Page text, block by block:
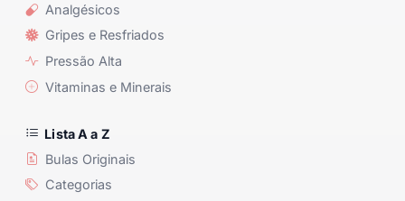
Analgésicos
Gripes e Resfriados
Pressão Alta
Vitaminas e Minerais
Lista A a Z
Bulas Originais
Categorias